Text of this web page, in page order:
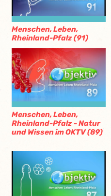
Menschen, Leben,
Rheinland-Pfalz (91)
Menschen, Leben,
Rheinland-Pfalz - Natur
und Wissen im OKTV (89)